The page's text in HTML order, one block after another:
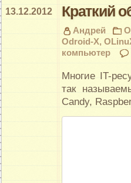
Краткий
13.12.2012
Андрей
Odroid-X,
компьютер
Многие IT-
так
Candy,